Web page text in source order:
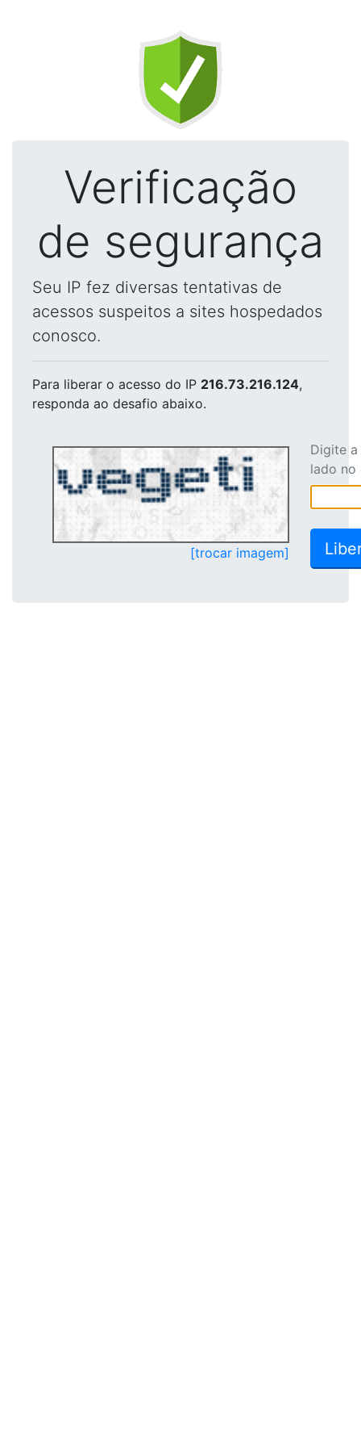
Verificação
de segurança
Seu IP fez diversas tentativas de
acessos suspeitos a sites hospedados
conosco.
Para liberar o acesso do IP 216.73.216.124,
responda ao desafio abaixo.
[trocar imagem]
Digite
lado no